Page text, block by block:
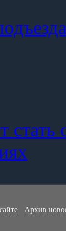
Архив